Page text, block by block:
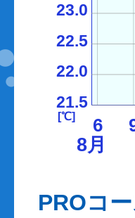
6
21.5
22.0
22.5
23.0
[℃]
8月
PROコ